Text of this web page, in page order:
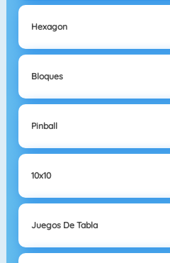
Hexagon
Bloques
Pinball
10x10
Juegos De Tabla